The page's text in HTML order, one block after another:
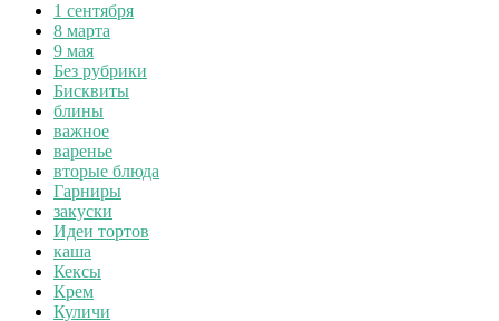
1 сентября
8 марта
9 мая
Без рубрики
Бисквиты
блины
важное
варенье
вторые блюда
Гарниры
закуски
Идеи тортов
каша
Кексы
Крем
Куличи